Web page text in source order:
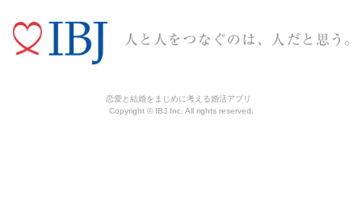
恋愛と結婚をまじめに考える婚活アプリ
Copyright © IBJ Inc. All rights reserved.